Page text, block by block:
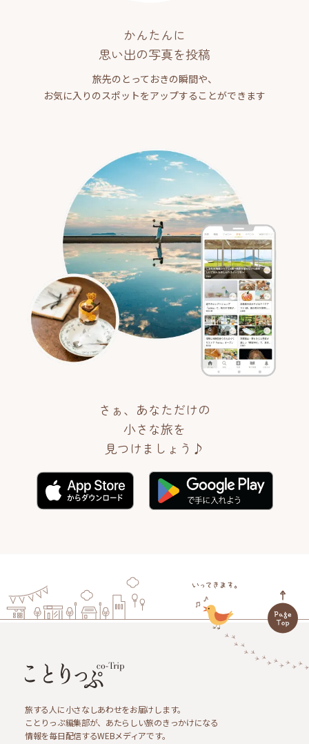
かんたんに
思い出の写真を投稿
旅先のとっておきの瞬間や、
お気に入りのスポットをアップすることができます
さぁ、あなただけの
小さな旅を
見つけましょう♪
旅する人に小さなしあわせをお届けします。
ことりっぷ編集部が、あたらしい旅のきっかけになる
情報を毎日配信するWEBメディアです。